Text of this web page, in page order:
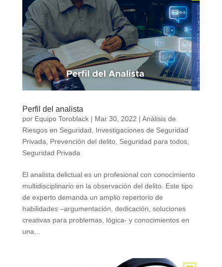
Perfil del analista
por Equipo Toroblack| Mar 30, 2022 | Análisis de
Riesgos en Seguridad
Investigaciones de Seguridad
Privada
Prevención del delito, Seguridad para todos,
Seguridad Privada
El analista delictual es un profesional con conocimiento
multidisciplinario en la observación del delito. Este tipo
de experto demanda un amplio repertorio de
habilidades –argumentación, dedicación, soluciones
creativas para problemas, lógica- y conocimientos en
una...